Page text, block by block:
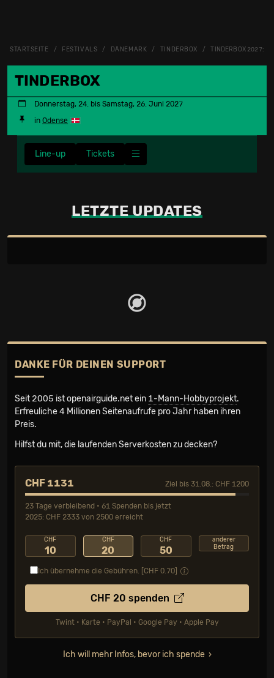
STARTSEITE FESTIVALS DÄNEMARK TINDERBOX TINDERBOX 2027:
TINDERBOX
Donnerstag, 24. bis Samstag, 26. Juni 2027
in Odense
Line-up Tickets
LETZTE UPDATES
DANKE FÜR DEINEN SUPPORT
Seit 2005 ist openairguide.net ein 1-Mann-Hobbyprojekt.
Erfreuliche 4 Millionen Seiten­aufrufe pro Jahr haben ihren
Preis.
Hilfst du mit, die laufenden Serverkosten zu decken?
CHF 1131 Ziel bis 31.08.: CHF 1200
23 Tage verbleibend • 61 Spenden bis jetzt
2025: CHF 2333 von 2500 erreicht
CHF
10
CHF
20
CHF
50
anderer
Betrag
Ich übernehme die Gebühren. [CHF 0.70
CHF 20 spenden
Twint • Karte • PayPal • Google Pay • Apple Pay
Ich will mehr Infos, bevor ich spende